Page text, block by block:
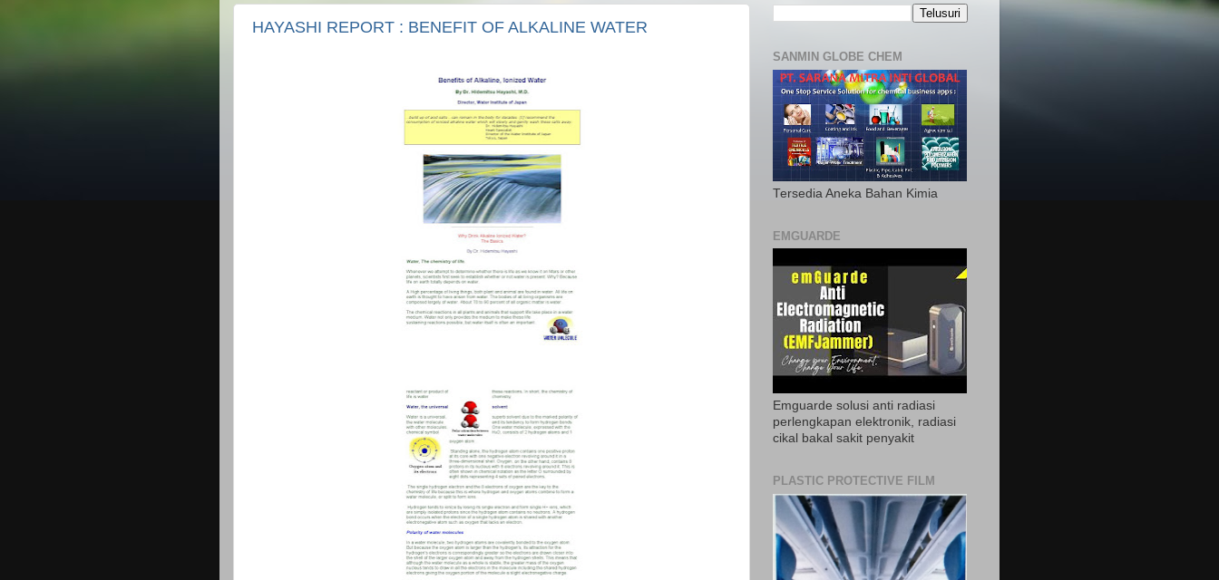
ENAGIC COMPENSATION PLAN MENUS
HAYASHI REPORT : BENEFIT OF ALKALINE WATER
SANMIN GLOBE CHEM
Tersedia Aneka Bahan Kimia
EMGUARDE
Emguarde solusi anti radiasi
perlengkapan elektronik, radiasi
cikal bakal sakit penyakit
PLASTIC PROTECTIVE FILM